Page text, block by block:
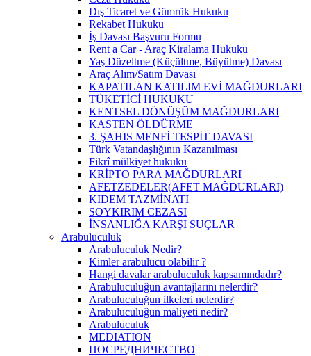
Dış Ticaret ve Gümrük Hukuku
Rekabet Hukuku
İş Davası Başvuru Formu
Rent a Car - Araç Kiralama Hukuku
Yaş Düzeltme (Küçültme, Büyütme) Davası
Araç Alım/Satım Davası
KAPATILAN KATILIM EVİ MAĞDURLARI
TÜKETİCİ HUKUKU
KENTSEL DÖNÜŞÜM MAĞDURLARI
KASTEN ÖLDÜRME
3. ŞAHIS MENFİ TESPİT DAVASI
Türk Vatandaşlığının Kazanılması
Fikrî mülkiyet hukuku
KRİPTO PARA MAĞDURLARI
AFETZEDELER(AFET MAĞDURLARI)
KIDEM TAZMİNATI
SOYKIRIM CEZASI
İNSANLIĞA KARŞI SUÇLAR
Arabuluculuk
Arabuluculuk Nedir?
Kimler arabulucu olabilir ?
Hangi davalar arabuluculuk kapsamındadır?
Arabuluculuğun avantajlarını nelerdir?
Arabuluculuğun ilkeleri nelerdir?
Arabuluculuğun maliyeti nedir?
Arabuluculuk
MEDIATION
ПОСРЕДНИЧЕСТВО